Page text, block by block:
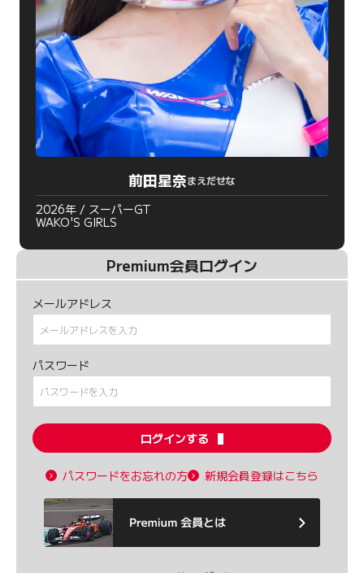
前田星奈まえだせな
2026年 / スーパーGT
WAKO'S GIRLS
Premium会員ログイン
メールアドレス
パスワード
ログインする
パスワードをお忘れの方 新規会員登録はこちら